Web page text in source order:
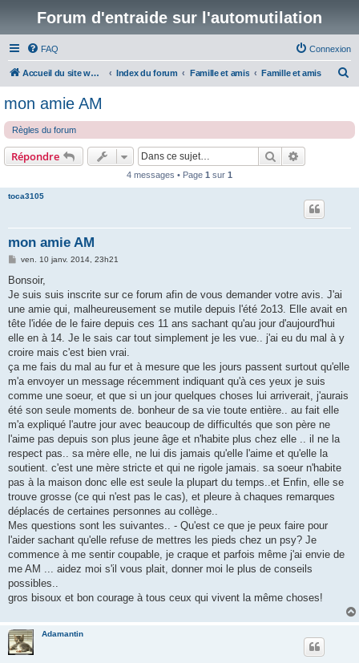
Forum d'entraide sur l'automutilation
FAQ Connexion
Accueil du site www.automutilations.info Index du forum Famille et amis Famille et amis
c
e
mon amie AM
Règles du forum
Répondre Rechercher
4 messages • Page 1 sur 1
toca3105
mon amie AM
M
s
a
g
ven. 10 janv. 2014, 23h21
Bonsoir,
Je suis suis inscrite sur ce forum afin de vous demander votre avis. J'ai
une amie qui, malheureusement se mutile depuis l'été 2o13. Elle avait en
tête l'idée de le faire depuis ces 11 ans sachant qu'au jour d'aujourd'hui
elle en à 14. Je le sais car tout simplement je les vue.. j'ai eu du mal à y
croire mais c'est bien vrai.
ça me fais du mal au fur et à mesure que les jours passent surtout qu'elle
m'a envoyer un message récemment indiquant qu'à ces yeux je suis
comme une soeur, et que si un jour quelques choses lui arriverait, j'aurais
été son seule moments de. bonheur de sa vie toute entière.. au fait elle
m'a expliqué l'autre jour avec beaucoup de difficultés que son père ne
l'aime pas depuis son plus jeune âge et n'habite plus chez elle .. il ne la
respect pas.. sa mère elle, ne lui dis jamais qu'elle l'aime et qu'elle la
soutient. c'est une mère stricte et qui ne rigole jamais. sa soeur n'habite
pas à la maison donc elle est seule la plupart du temps..et Enfin, elle se
trouve grosse (ce qui n'est pas le cas), et pleure à chaques remarques
déplacés de certaines personnes au collège..
Mes questions sont les suivantes.. - Qu'est ce que je peux faire pour
l'aider sachant qu'elle refuse de mettres les pieds chez un psy? Je
commence à me sentir coupable, je craque et parfois même j'ai envie de
me AM ... aidez moi s'il vous plait, donner moi le plus de conseils
possibles..
gros bisoux et bon courage à tous ceux qui vivent la même choses!
Adamantin